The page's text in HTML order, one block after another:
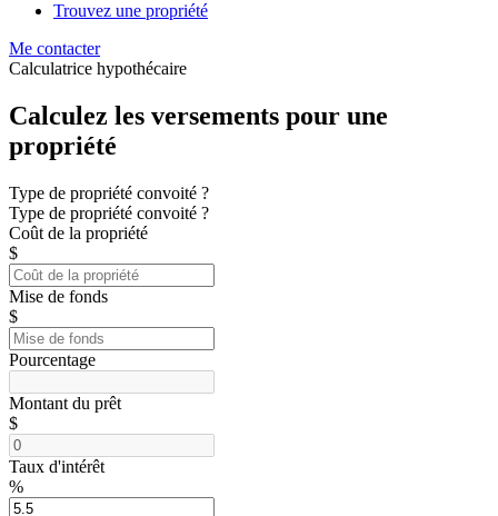
Trouvez une propriété
Me contacter
Calculatrice hypothécaire
Calculez les versements pour une
propriété
Type de propriété convoité ?
Type de propriété convoité ?
Coût de la propriété
$
Mise de fonds
$
Pourcentage
Montant du prêt
$
Taux d'intérêt
%